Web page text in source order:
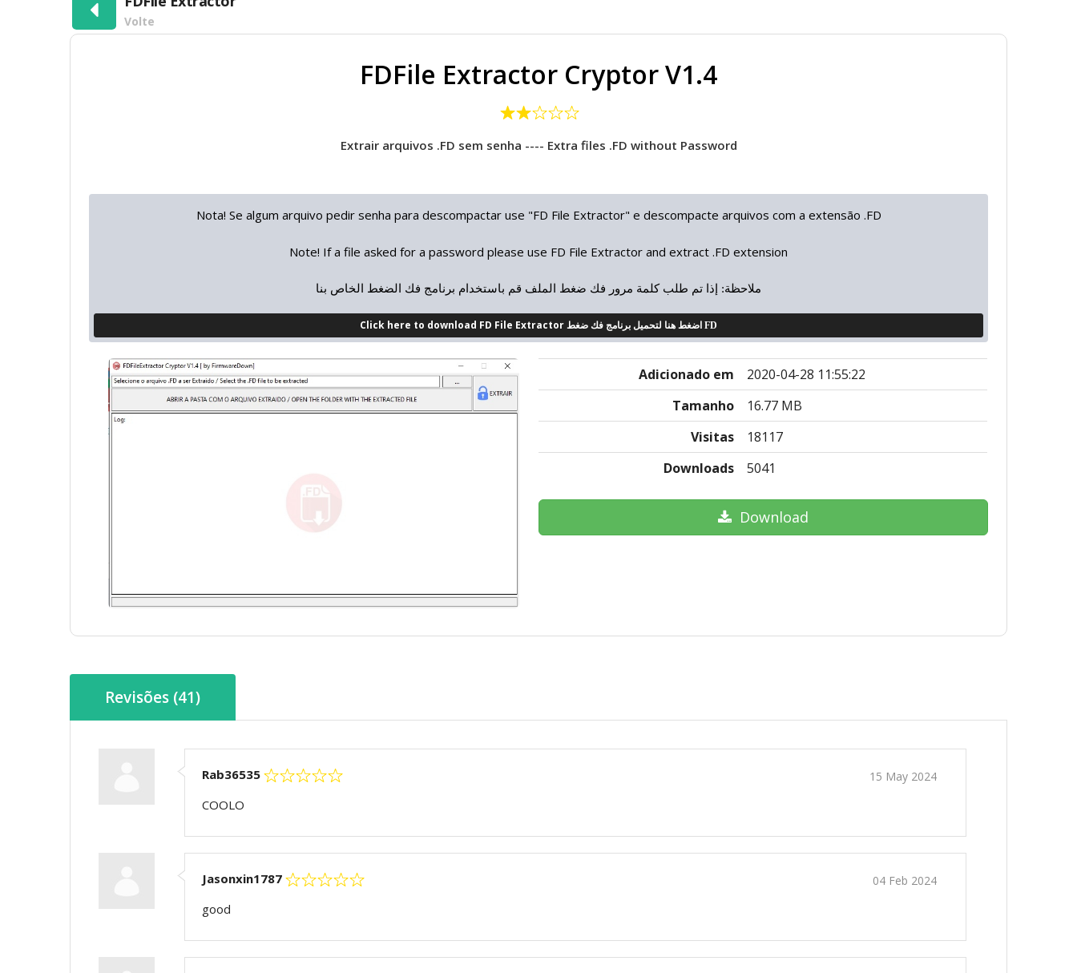
Volte
FDFile Extractor Cryptor V1.4
Extrair arquivos .FD sem senha ---- Extra files .FD without Password
Nota! Se algum arquivo pedir senha para descompactar use "FD File Extractor" e descompacte arquivos com a extensão .FD
Note! If a file asked for a password please use FD File Extractor and extract .FD extension
ملاحظة: إذا تم طلب كلمة مرور فك ضغط الملف قم باستخدام برنامج فك الضغط الخاص بنا
Click here to download FD File Extractor اضغط هنا لتحميل برنامج فك ضغط FD
Adicionado em
2020-04-28 11:55:22
Tamanho
16.77 MB
Visitas
18117
Downloads
5041
Download
Revisões (41)
Rab36535 15 May 2024
COOLO
Jasonxin1787 04 Feb 2024
good